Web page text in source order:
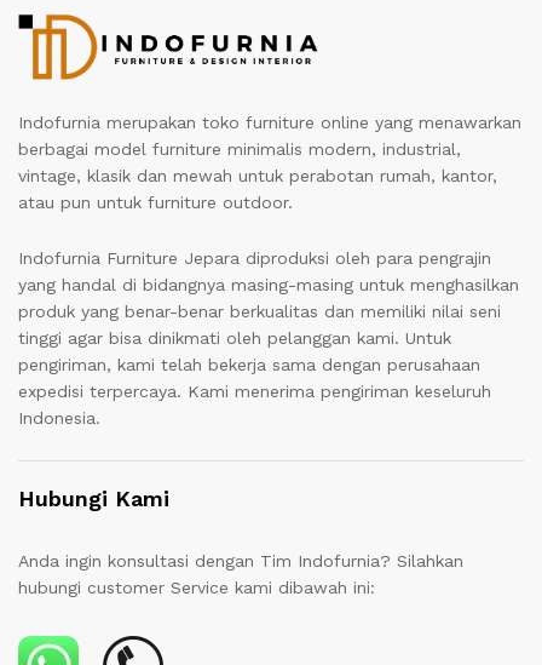
Indofurnia merupakan toko furniture online yang menawarkan
berbagai model furniture minimalis modern, industrial,
vintage, klasik dan mewah untuk perabotan rumah, kantor,
atau pun untuk furniture outdoor.
Indofurnia Furniture Jepara diproduksi oleh para pengrajin
yang handal di bidangnya masing-masing untuk menghasilkan
produk yang benar-benar berkualitas dan memiliki nilai seni
tinggi agar bisa dinikmati oleh pelanggan kami. Untuk
pengiriman, kami telah bekerja sama dengan perusahaan
expedisi terpercaya. Kami menerima pengiriman keseluruh
Indonesia.
Hubungi Kami
Anda ingin konsultasi dengan Tim Indofurnia? Silahkan
hubungi customer Service kami dibawah ini: